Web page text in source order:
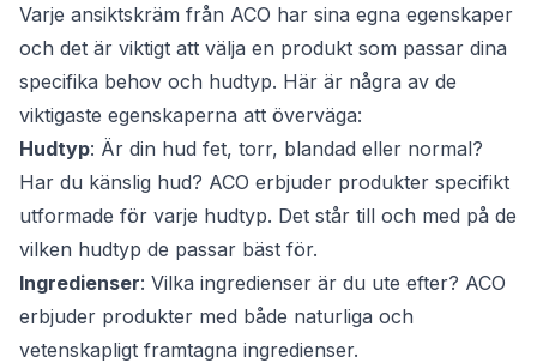
Varje ansiktskräm från ACO har sina egna egenskaper
och det är viktigt att välja en produkt som passar dina
specifika behov och hudtyp. Här är några av de
viktigaste egenskaperna att överväga:
Hudtyp: Är din hud fet, torr, blandad eller normal?
Har du känslig hud? ACO erbjuder produkter specifikt
utformade för varje hudtyp. Det står till och med på de
vilken hudtyp de passar bäst för.
Ingredienser: Vilka ingredienser är du ute efter? ACO
erbjuder produkter med både naturliga och
vetenskapligt framtagna ingredienser.